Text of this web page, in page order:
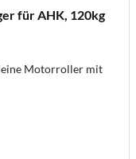
für AHK, 120kg
Motorroller mit